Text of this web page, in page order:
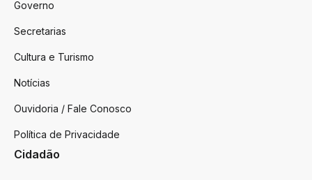
Governo
Secretarias
Cultura e Turismo
Notícias
Ouvidoria / Fale Conosco
Política de Privacidade
Cidadão